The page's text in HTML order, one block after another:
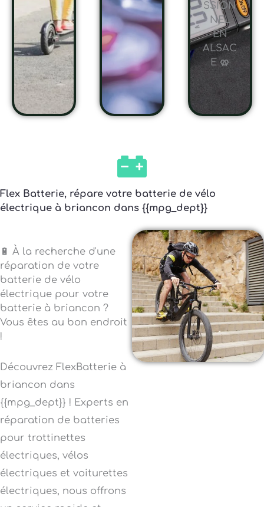
SSION
NEL
EN
ALSAC
E 🥨
Flex Batterie, répare votre batterie de vélo
électrique à briancon dans {{mpg_dept}}
🔋 À la recherche d'une
réparation de votre
batterie de vélo
électrique pour votre
batterie à briancon ?
Vous êtes au bon endroit
!
Découvrez FlexBatterie à
briancon dans
{{mpg_dept}} ! Experts en
réparation de batteries
pour trottinettes
électriques, vélos
électriques et voiturettes
électriques, nous offrons